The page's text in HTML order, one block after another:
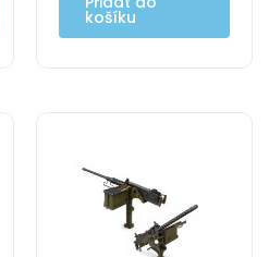
košíku